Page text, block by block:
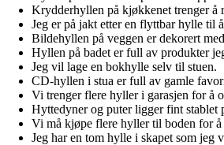
Krydderhyllen på kjøkkenet trenger å
Jeg er på jakt etter en flyttbar hylle til
Bildehyllen på veggen er dekorert
Hyllen på badet er full av produkter
Jeg vil lage en bokhylle selv til stuen.
CD-hyllen i stua er full av gamle
Vi trenger flere hyller i garasjen for å
Hyttedyner og puter ligger fint stablet
Vi må kjøpe flere hyller til boden for å
Jeg har en tom hylle i skapet som jeg